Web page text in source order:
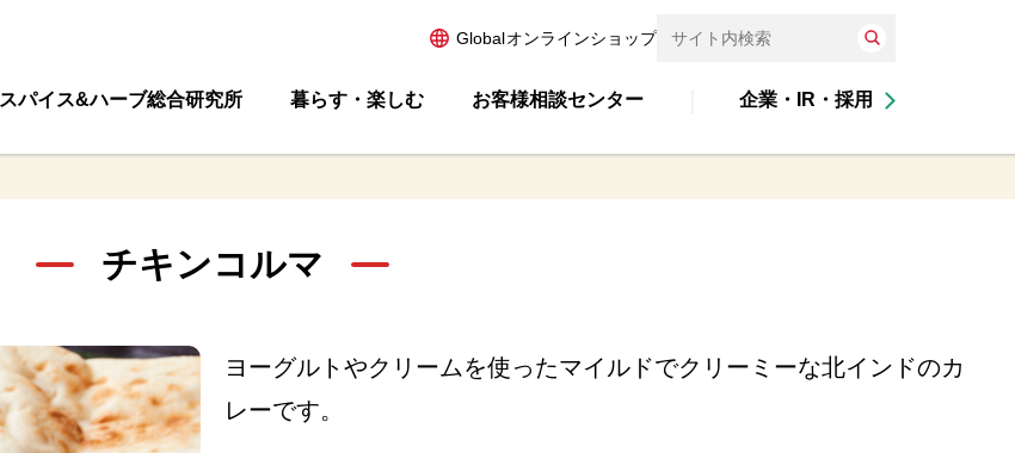
Globalオンラインショップ
スパイス&ハーブ総合研究所 暮らす・楽しむ お客様相談センター 企業・IR・採用
チキンコルマ
ヨーグルトやクリームを使ったマイルドでクリーミーな北インドのカ
レーです。